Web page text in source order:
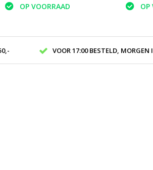
OP VOORRAAD
OP
VOOR 17:00 BESTELD, MORGEN